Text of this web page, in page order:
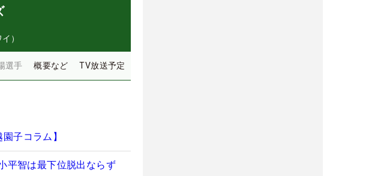
）
選手 概要など TV放送予定
子コラム】
平智は最下位脱出ならず